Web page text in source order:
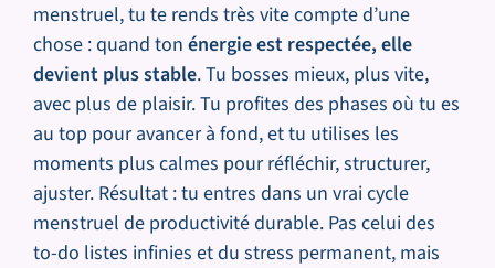
menstruel, tu te rends très vite compte d’une
chose : quand ton énergie est respectée, elle
devient plus stable. Tu bosses mieux, plus vite,
avec plus de plaisir. Tu profites des phases où tu es
au top pour avancer à fond, et tu utilises les
moments plus calmes pour réfléchir, structurer,
ajuster. Résultat : tu entres dans un vrai cycle
menstruel de productivité durable. Pas celui des
to-do listes infinies et du stress permanent, mais